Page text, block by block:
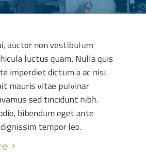
auctor non vestibulum
luctus quam. Nulla quis
imperdiet dictum a ac nisi.
mauris vitae pulvinar
sed tincidunt nibh.
bibendum eget ante
tempor leo.
>